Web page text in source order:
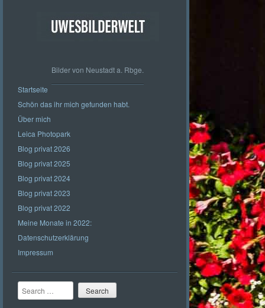
Bilder von Neustadt a. Rbge.
Startseite
Schön das ihr mich gefunden habt.
Über mich
Leica Photopark
Blog privat 2026
Blog privat 2025
Blog privat 2024
Blog privat 2023
Blog privat 2022
Meine Monate in 2022:
Datenschutzerklärung
Impressum
Search